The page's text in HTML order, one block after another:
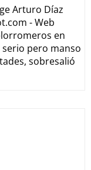
Arturo Díaz
- Web
en
serio pero manso
sobresalió